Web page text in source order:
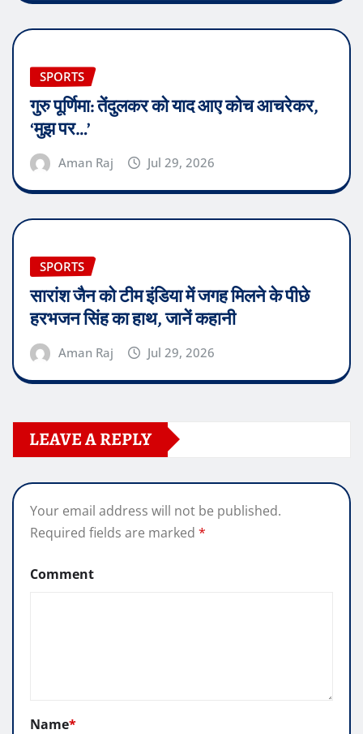
SPORTS
गुरु पूर्णिमा: तेंदुलकर को याद आए कोच आचरेकर,
‘मुझ पर…’
Aman Raj Jul 29, 2026
SPORTS
सारांश जैन को टीम इंडिया में जगह मिलने के पीछे
हरभजन सिंह का हाथ, जानें कहानी
Aman Raj Jul 29, 2026
LEAVE A REPLY
Your email address will not be published.
Required fields are marked *
Comment
Name*